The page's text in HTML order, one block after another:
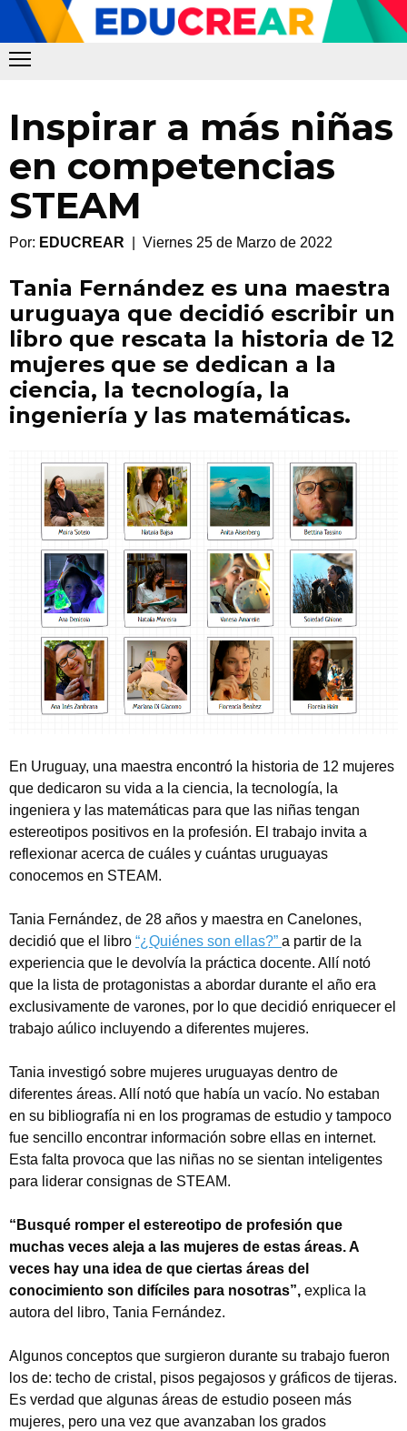
Inspirar a más niñas
en competencias
STEAM
Por: EDUCREAR | Viernes 25 de Marzo de 2022
Tania Fernández es una maestra
uruguaya que decidió escribir un
libro que rescata la historia de 12
mujeres que se dedican a la
ciencia, la tecnología, la
ingeniería y las matemáticas.
En Uruguay, una maestra encontró la historia de 12 mujeres
que dedicaron su vida a la ciencia, la tecnología, la
ingeniera y las matemáticas para que las niñas tengan
estereotipos positivos en la profesión. El trabajo invita a
reflexionar acerca de cuáles y cuántas uruguayas
conocemos en STEAM.
Tania Fernández, de 28 años y maestra en Canelones,
decidió que el libro “¿Quiénes son ellas?” a partir de la
experiencia que le devolvía la práctica docente. Allí notó
que la lista de protagonistas a abordar durante el año era
exclusivamente de varones, por lo que decidió enriquecer el
trabajo aúlico incluyendo a diferentes mujeres.
Tania investigó sobre mujeres uruguayas dentro de
diferentes áreas. Allí notó que había un vacío. No estaban
en su bibliografía ni en los programas de estudio y tampoco
fue sencillo encontrar información sobre ellas en internet.
Esta falta provoca que las niñas no se sientan inteligentes
para liderar consignas de STEAM.
“Busqué romper el estereotipo de profesión que
muchas veces aleja a las mujeres de estas áreas. A
veces hay una idea de que ciertas áreas del
conocimiento son difíciles para nosotras”, explica la
autora del libro, Tania Fernández.
Algunos conceptos que surgieron durante su trabajo fueron
los de: techo de cristal, pisos pegajosos y gráficos de tijeras.
Es verdad que algunas áreas de estudio poseen más
mujeres, pero una vez que avanzaban los grados